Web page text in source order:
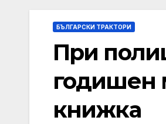
БЪЛГАРСКИ ТРАКТОРИ
При
годишен
книжка